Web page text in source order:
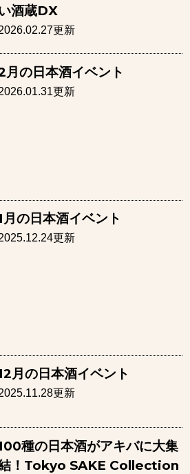
酒蔵DX
更新
月の日本酒イベント
更新
月の日本酒イベント
更新
月の日本酒イベント
更新
種の日本酒がアキバに大集
！Tokyo SAKE Collection